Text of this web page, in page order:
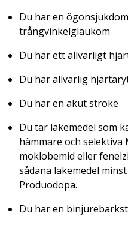
Du har en
trångvinkelglaukom
Du har ett allvarligt
Du har allvarlig
Du har en akut stroke
Du tar läkemedel som
hämmare och selektiva
moklobemid eller
sådana läkemedel
Produodopa.
Du har en